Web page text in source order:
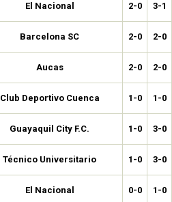
El Nacional 2-0 3-1
Barcelona SC 2-0 2-0
Aucas 2-0 2-0
Club Deportivo Cuenca 1-0 1-0
Guayaquil City F.C. 1-0 3-0
Técnico Universitario 1-0 3-0
El Nacional 0-0 1-0